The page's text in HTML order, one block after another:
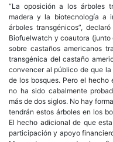
“La oposición a los árboles
madera y la biotecnología a
árboles transgénicos”,
Biofuelwatch y coautora
sobre castaños americanos
transgénica del castaño
convencer al público de que
de los bosques. Pero el
no ha sido cabalmente
más de dos siglos. No hay
tendrán estos árboles en los
El hecho adicional de que
participación y apoyo